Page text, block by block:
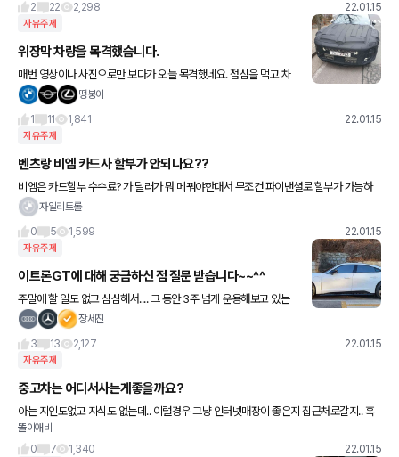
2
22 2,298 22.01.15
자유주제
위장막 차량을 목격했습니다.
매번 영상이나 사진으로만 보다가 오늘 목격했네요. 점심을 먹고 차
를 향해 걸어가던 중에 왠 아파트 단지 입구에 덩그러니... 이게 로보
떵붕이
1
11 1,841 22.01.15
자유주제
벤츠랑 비엠 카드사 할부가 안되나요??
비엠은 카드할부 수수료? 가 딜러가 뭐 메꿔야한대서 무조건 파이낸셜로 할부가 가능하
다고하는데 벤츠도 똑같나요?
자일리트롤
0
5 1,599 22.01.15
자유주제
이트론GT에 대해 궁금하신 점 질문 받습니다~~^^
주말에 할 일도 없고 심심해서.... 그 동안 3주 넘게 운용해보고 있는
이트론GT에 대한 리뷰를 올려볼까 하는데요.... 혹시 궁금하신 점 있
장세진
3
13 2,127 22.01.15
자유주제
중고차는 어디서사는게좋을까요?
아는 지인도없고 지식도 없는데.. 이럴경우 그냥 인터넷매장이 좋은지 집근처로갈지.. 혹
시 추천..좀
똘이애비
0
7 1,340 22.01.15